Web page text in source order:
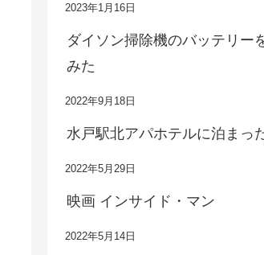
2023年1月16日
ダイソン掃除機のバッテリー
みた
2022年9月18日
水戸駅北アパホテルに泊まっ
2022年5月29日
映画 インサイド・マン
2022年5月14日